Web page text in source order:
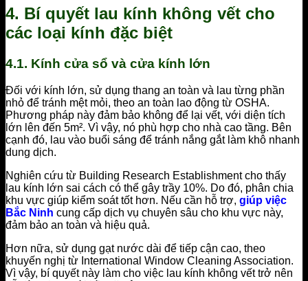
4. Bí quyết lau kính không vết cho
các loại kính đặc biệt
4.1. Kính cửa sổ và cửa kính lớn
Đối với kính lớn, sử dụng thang an toàn và lau từng phần
nhỏ để tránh mệt mỏi, theo an toàn lao động từ OSHA.
Phương pháp này đảm bảo không để lại vết, với diện tích
lớn lên đến 5m². Vì vậy, nó phù hợp cho nhà cao tầng. Bên
cạnh đó, lau vào buổi sáng để tránh nắng gắt làm khô nhanh
dung dịch.
Nghiên cứu từ Building Research Establishment cho thấy
lau kính lớn sai cách có thể gây trầy 10%. Do đó, phân chia
khu vực giúp kiểm soát tốt hơn. Nếu cần hỗ trợ, giúp việc
Bắc Ninh cung cấp dịch vụ chuyên sâu cho khu vực này,
đảm bảo an toàn và hiệu quả.
Hơn nữa, sử dụng gạt nước dài để tiếp cận cao, theo
khuyến nghị từ International Window Cleaning Association.
Vì vậy, bí quyết này làm cho việc lau kính không vết trở nên